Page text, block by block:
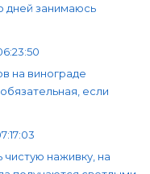
дней занимаюсь
на винограде
если
наживку, на